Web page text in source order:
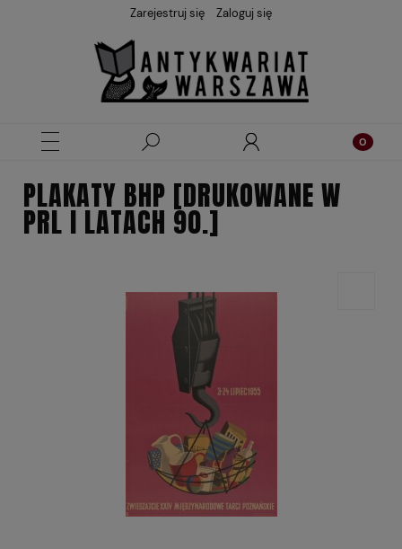
Zarejestruj się Zaloguj się
PLAKATY BHP [DRUKOWANE W
PRL I LATACH 90.]